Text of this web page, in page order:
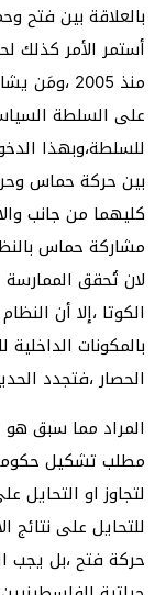
بالعلاقة بين فتح
أستمر الأمر كذلك
منذ 2005
على السلطة
للسلطة،وبهذا
بين حركة حماس
كليهما من جانب
مشاركة حماس
لان تُحقق الممارسة
الكوتا ،إلا أن
بالمكونات
الحصار ،فتجدد
المراد مما سبق هو
مطلب تشكيل
لتجاوز او
للتحايل على نتائج
حركة فتح ،بل يجب